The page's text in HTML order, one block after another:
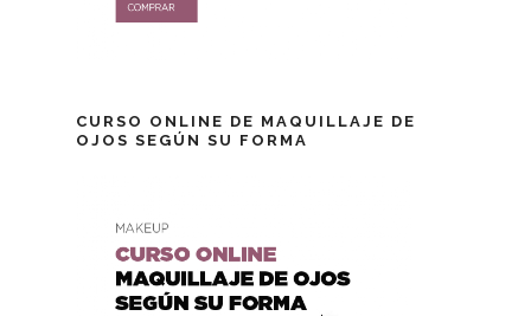
CURSO ONLINE DE MAQUILLAJE DE
OJOS SEGÚN SU FORMA